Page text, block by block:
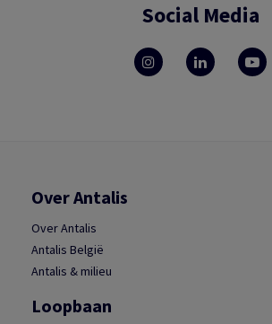
Social Media
Over Antalis
Over Antalis
Antalis België
Antalis & milieu
Loopbaan